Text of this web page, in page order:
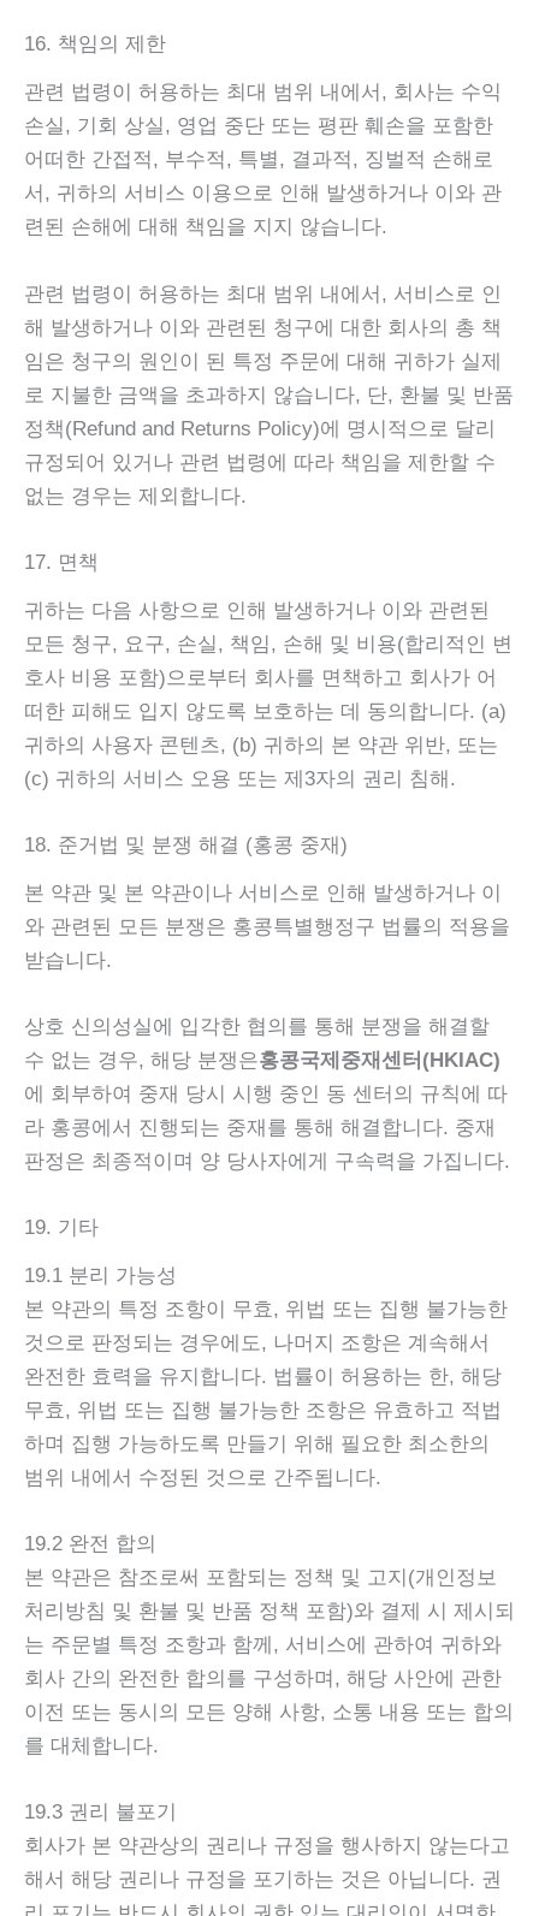
16. 책임의 제한
관련 법령이 허용하는 최대 범위 내에서, 회사는 수익
손실, 기회 상실, 영업 중단 또는 평판 훼손을 포함한
어떠한 간접적, 부수적, 특별, 결과적, 징벌적 손해로
서, 귀하의 서비스 이용으로 인해 발생하거나 이와 관
련된 손해에 대해 책임을 지지 않습니다.
관련 법령이 허용하는 최대 범위 내에서, 서비스로 인
해 발생하거나 이와 관련된 청구에 대한 회사의 총 책
임은 청구의 원인이 된 특정 주문에 대해 귀하가 실제
로 지불한 금액을 초과하지 않습니다, 단, 환불 및 반품
정책(Refund and Returns Policy)에 명시적으로 달리
규정되어 있거나 관련 법령에 따라 책임을 제한할 수
없는 경우는 제외합니다.
17. 면책
귀하는 다음 사항으로 인해 발생하거나 이와 관련된
모든 청구, 요구, 손실, 책임, 손해 및 비용(합리적인 변
호사 비용 포함)으로부터 회사를 면책하고 회사가 어
떠한 피해도 입지 않도록 보호하는 데 동의합니다. (a)
귀하의 사용자 콘텐츠, (b) 귀하의 본 약관 위반, 또는
(c) 귀하의 서비스 오용 또는 제3자의 권리 침해.
18. 준거법 및 분쟁 해결 (홍콩 중재)
본 약관 및 본 약관이나 서비스로 인해 발생하거나 이
와 관련된 모든 분쟁은 홍콩특별행정구 법률의 적용을
받습니다.
상호 신의성실에 입각한 협의를 통해 분쟁을 해결할
수 없는 경우, 해당 분쟁은홍콩국제중재센터(HKIAC)
에 회부하여 중재 당시 시행 중인 동 센터의 규칙에 따
라 홍콩에서 진행되는 중재를 통해 해결합니다. 중재
판정은 최종적이며 양 당사자에게 구속력을 가집니다.
19. 기타
19.1 분리 가능성
본 약관의 특정 조항이 무효, 위법 또는 집행 불가능한
것으로 판정되는 경우에도, 나머지 조항은 계속해서
완전한 효력을 유지합니다. 법률이 허용하는 한, 해당
무효, 위법 또는 집행 불가능한 조항은 유효하고 적법
하며 집행 가능하도록 만들기 위해 필요한 최소한의
범위 내에서 수정된 것으로 간주됩니다.
19.2 완전 합의
본 약관은 참조로써 포함되는 정책 및 고지(개인정보
처리방침 및 환불 및 반품 정책 포함)와 결제 시 제시되
는 주문별 특정 조항과 함께, 서비스에 관하여 귀하와
회사 간의 완전한 합의를 구성하며, 해당 사안에 관한
이전 또는 동시의 모든 양해 사항, 소통 내용 또는 합의
를 대체합니다.
19.3 권리 불포기
회사가 본 약관상의 권리나 규정을 행사하지 않는다고
해서 해당 권리나 규정을 포기하는 것은 아닙니다. 권